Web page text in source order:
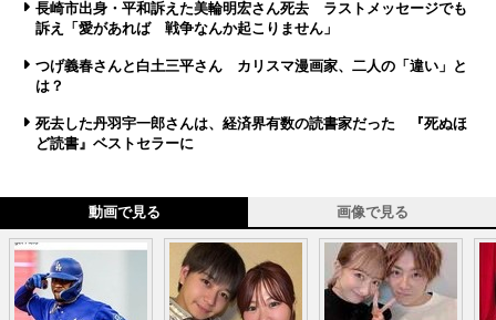
長崎市出身・平和訴えた美輪明宏さん死去 ラストメッセージでも
訴え「愛があれば 戦争なんか起こりません」
つげ義春さんと白土三平さん カリスマ漫画家、二人の「違い」と
は？
死去した丹羽宇一郎さんは、経済界有数の読書家だった 『死ぬほ
ど読書』ベストセラーに
動画で見る 画像で見る